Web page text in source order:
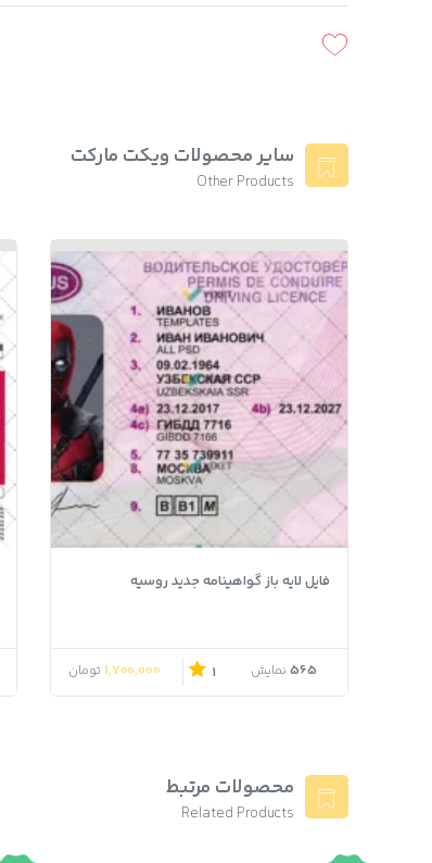
سایر محصولات ویکت مارکت
Other Products
فایل لایه باز گواهینامه جدید روسیه
565 نمایش 1
1,700,000 تومان
محصولات مرتبط
Related Products